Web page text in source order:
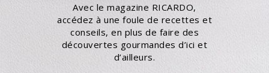
Avec le magazine RICARDO,
accédez à une foule de recettes et
conseils, en plus de faire des
découvertes gourmandes d’ici et
d’ailleurs.